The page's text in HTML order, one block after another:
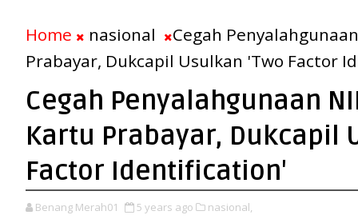
Home nasional
Cegah
Prabayar, Dukcapil Usulkan 'Two Factor
Cegah Penyalahgunaan
Kartu Prabayar, Dukcapil
Factor Identification'
Benang Merah01 5 years ago nasional,